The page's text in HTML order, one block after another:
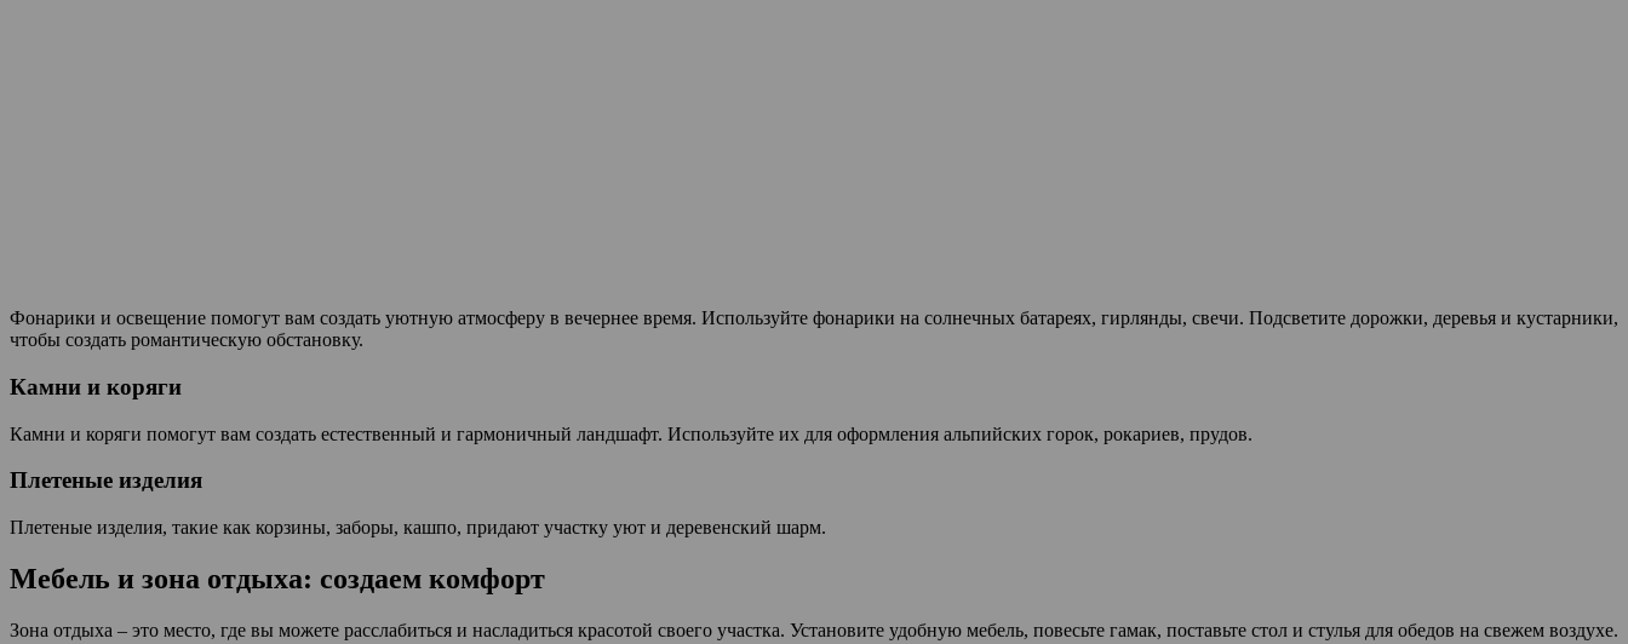
Фонарики и освещение помогут вам создать уютную атмосферу в вечернее время. Используйте фонарики на солнечных батареях, гирлянды, свечи. Подсветите дорожки, деревья и кустарники,
чтобы создать романтическую обстановку.
Камни и коряги
Камни и коряги помогут вам создать естественный и гармоничный ландшафт. Используйте их для оформления альпийских горок, рокариев, прудов.
Плетеные изделия
Плетеные изделия, такие как корзины, заборы, кашпо, придают участку уют и деревенский шарм.
Мебель и зона отдыха: создаем комфорт
Зона отдыха – это место, где вы можете расслабиться и насладиться красотой своего участка. Установите удобную мебель, повесьте гамак, поставьте стол и стулья для обедов на свежем воздухе.